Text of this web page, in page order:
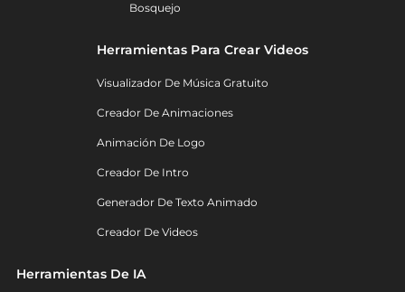
Bosquejo
Herramientas Para Crear Videos
Visualizador De Música Gratuito
Creador De Animaciones
Animación De Logo
Creador De Intro
Generador De Texto Animado
Creador De Videos
Herramientas De IA